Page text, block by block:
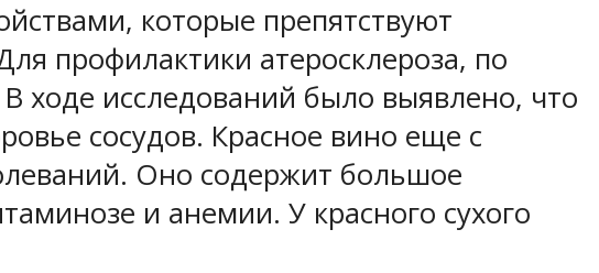
которые препятствуют
профилактики атеросклероза, по
исследований было выявлено, что
сосудов. Красное вино еще с
Оно содержит большое
и анемии. У красного сухого